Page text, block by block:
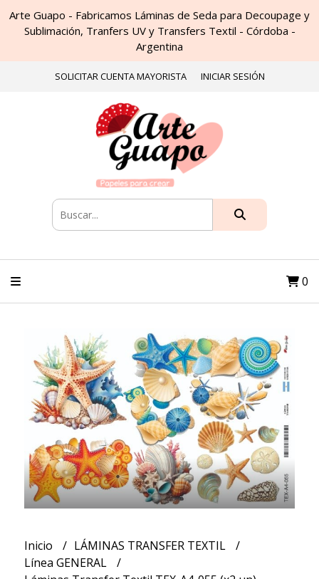
Arte Guapo - Fabricamos Láminas de Seda para Decoupage y
Sublimación, Tranfers UV y Transfers Textil - Córdoba -
Argentina
SOLICITAR CUENTA MAYORISTA INICIAR SESIÓN
0
Inicio
LÁMINAS TRANSFER TEXTIL
Línea GENERAL